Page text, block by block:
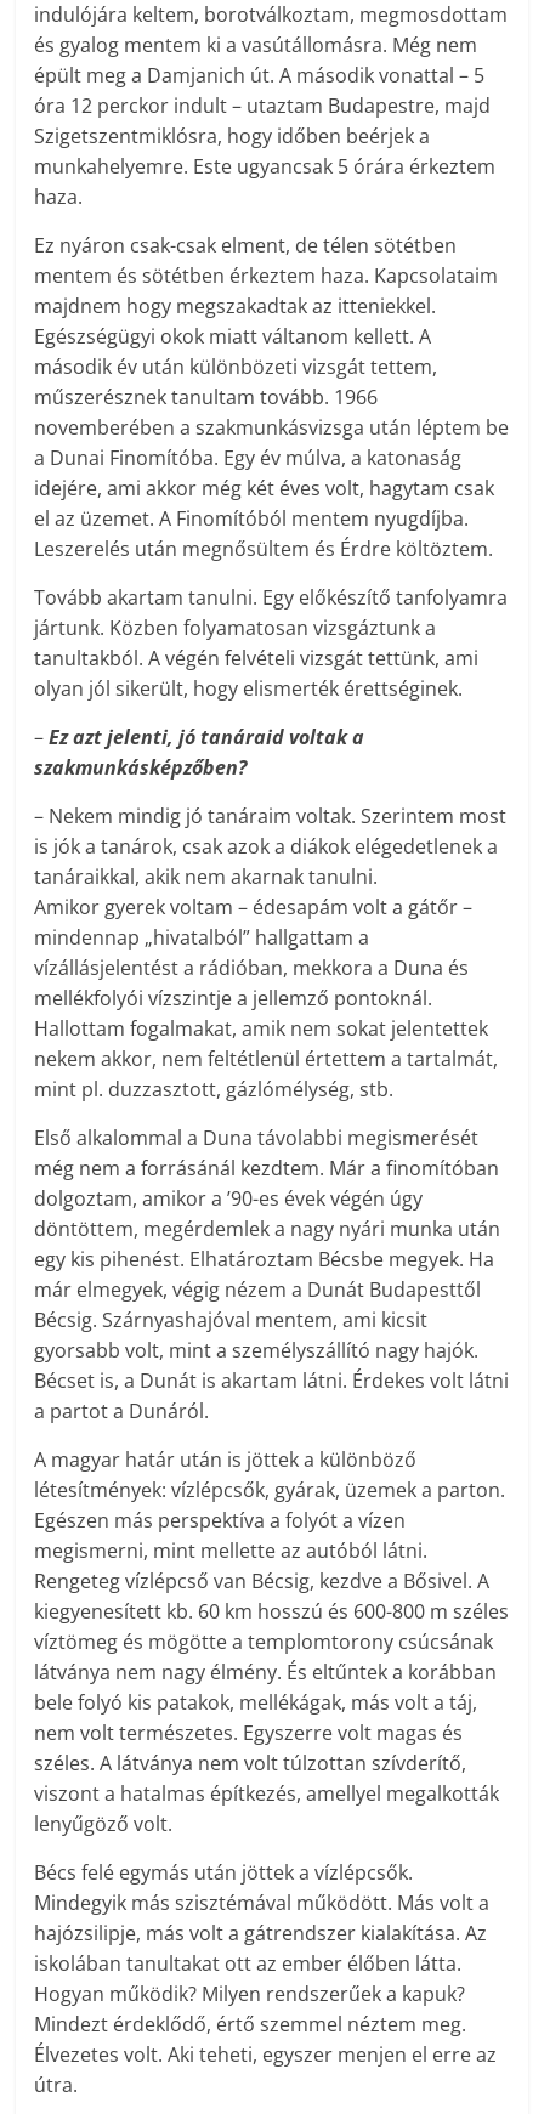
indulójára keltem, borotválkoztam, megmosdottam
és gyalog mentem ki a vasútállomásra. Még nem
épült meg a Damjanich út. A második vonattal – 5
óra 12 perckor indult – utaztam Budapestre, majd
Szigetszentmiklósra, hogy időben beérjek a
munkahelyemre. Este ugyancsak 5 órára érkeztem
haza.
Ez nyáron csak-csak elment, de télen sötétben
mentem és sötétben érkeztem haza. Kapcsolataim
majdnem hogy megszakadtak az itteniekkel.
Egészségügyi okok miatt váltanom kellett. A
második év után különbözeti vizsgát tettem,
műszerésznek tanultam tovább. 1966
novemberében a szakmunkásvizsga után léptem be
a Dunai Finomítóba. Egy év múlva, a katonaság
idejére, ami akkor még két éves volt, hagytam csak
el az üzemet. A Finomítóból mentem nyugdíjba.
Leszerelés után megnősültem és Érdre költöztem.
Tovább akartam tanulni. Egy előkészítő tanfolyamra
jártunk. Közben folyamatosan vizsgáztunk a
tanultakból. A végén felvételi vizsgát tettünk, ami
olyan jól sikerült, hogy elismerték érettséginek.
–Ez azt jelenti, jó tanáraid voltak a
szakmunkásképzőben?
– Nekem mindig jó tanáraim voltak. Szerintem most
is jók a tanárok, csak azok a diákok elégedetlenek a
tanáraikkal, akik nem akarnak tanulni.
Amikor gyerek voltam – édesapám volt a gátőr –
mindennap „hivatalból” hallgattam a
vízállásjelentést a rádióban, mekkora a Duna és
mellékfolyói vízszintje a jellemző pontoknál.
Hallottam fogalmakat, amik nem sokat jelentettek
nekem akkor, nem feltétlenül értettem a tartalmát,
mint pl. duzzasztott, gázlómélység, stb.
Első alkalommal a Duna távolabbi megismerését
még nem a forrásánál kezdtem. Már a finomítóban
dolgoztam, amikor a ’90-es évek végén úgy
döntöttem, megérdemlek a nagy nyári munka után
egy kis pihenést. Elhatároztam Bécsbe megyek. Ha
már elmegyek, végig nézem a Dunát Budapesttől
Bécsig. Szárnyashajóval mentem, ami kicsit
gyorsabb volt, mint a személyszállító nagy hajók.
Bécset is, a Dunát is akartam látni. Érdekes volt látni
a partot a Dunáról.
A magyar határ után is jöttek a különböző
létesítmények: vízlépcsők, gyárak, üzemek a parton.
Egészen más perspektíva a folyót a vízen
megismerni, mint mellette az autóból látni.
Rengeteg vízlépcső van Bécsig, kezdve a Bősivel. A
kiegyenesített kb. 60 km hosszú és 600-800 m széles
víztömeg és mögötte a templomtorony csúcsának
látványa nem nagy élmény. És eltűntek a korábban
bele folyó kis patakok, mellékágak, más volt a táj,
nem volt természetes. Egyszerre volt magas és
széles. A látványa nem volt túlzottan szívderítő,
viszont a hatalmas építkezés, amellyel megalkották
lenyűgöző volt.
Bécs felé egymás után jöttek a vízlépcsők.
Mindegyik más szisztémával működött. Más volt a
hajózsilipje, más volt a gátrendszer kialakítása. Az
iskolában tanultakat ott az ember élőben látta.
Hogyan működik? Milyen rendszerűek a kapuk?
Mindezt érdeklődő, értő szemmel néztem meg.
Élvezetes volt. Aki teheti, egyszer menjen el erre az
útra.